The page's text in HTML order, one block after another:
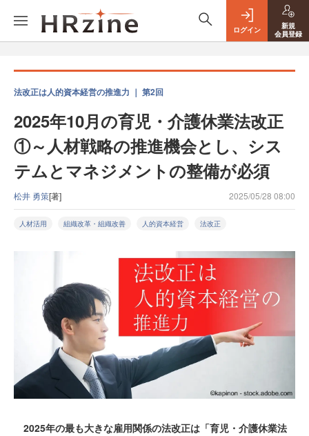
ログイン
新規
会員登録
法改正は人的資本経営の推進力 ｜ 第2回
2025年10月の育児・介護休業法改正
①～人材戦略の推進機会とし、シス
テムとマネジメントの整備が必須
松井 勇策[著] 2025/05/28 08:00
人材活用 組織改革・組織改善 人的資本経営 法改正
2025年の最も大きな雇用関係の法改正は「育児・介護休業法